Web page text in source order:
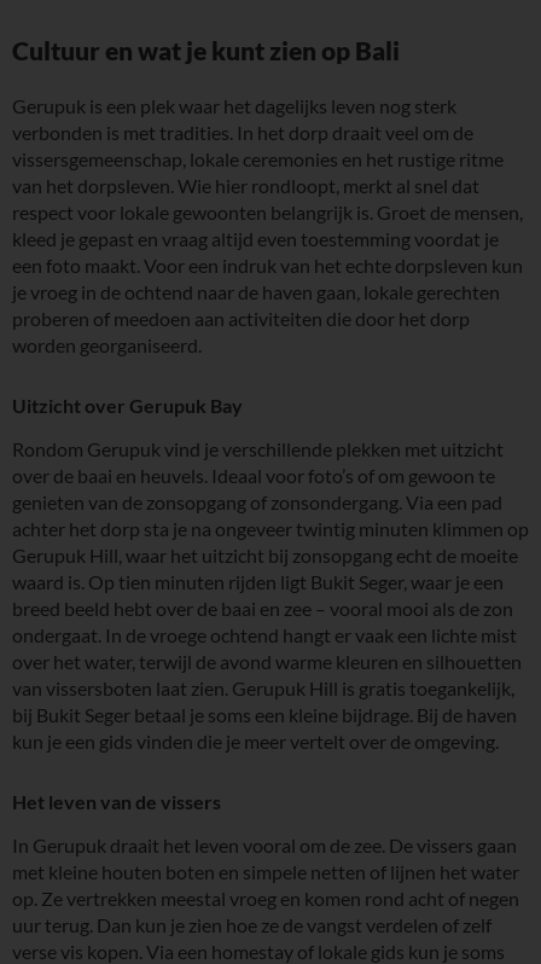
Cultuur en wat je kunt zien op Bali
Gerupuk is een plek waar het dagelijks leven nog sterk
verbonden is met tradities. In het dorp draait veel om de
vissersgemeenschap, lokale ceremonies en het rustige ritme
van het dorpsleven. Wie hier rondloopt, merkt al snel dat
respect voor lokale gewoonten belangrijk is. Groet de mensen,
kleed je gepast en vraag altijd even toestemming voordat je
een foto maakt. Voor een indruk van het echte dorpsleven kun
je vroeg in de ochtend naar de haven gaan, lokale gerechten
proberen of meedoen aan activiteiten die door het dorp
worden georganiseerd.
Uitzicht over Gerupuk Bay
Rondom Gerupuk vind je verschillende plekken met uitzicht
over de baai en heuvels. Ideaal voor foto’s of om gewoon te
genieten van de zonsopgang of zonsondergang. Via een pad
achter het dorp sta je na ongeveer twintig minuten klimmen op
Gerupuk Hill, waar het uitzicht bij zonsopgang echt de moeite
waard is. Op tien minuten rijden ligt Bukit Seger, waar je een
breed beeld hebt over de baai en zee – vooral mooi als de zon
ondergaat. In de vroege ochtend hangt er vaak een lichte mist
over het water, terwijl de avond warme kleuren en silhouetten
van vissersboten laat zien. Gerupuk Hill is gratis toegankelijk,
bij Bukit Seger betaal je soms een kleine bijdrage. Bij de haven
kun je een gids vinden die je meer vertelt over de omgeving.
Het leven van de vissers
In Gerupuk draait het leven vooral om de zee. De vissers gaan
met kleine houten boten en simpele netten of lijnen het water
op. Ze vertrekken meestal vroeg en komen rond acht of negen
uur terug. Dan kun je zien hoe ze de vangst verdelen of zelf
verse vis kopen. Via een homestay of lokale gids kun je soms